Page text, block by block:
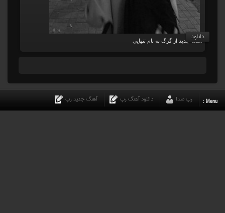
آهنگ جدید از گرگ به نام تنهایی
دانلود
Menu : رپ صدا دانلود آهنگ رپ آهنگ جدید رپ